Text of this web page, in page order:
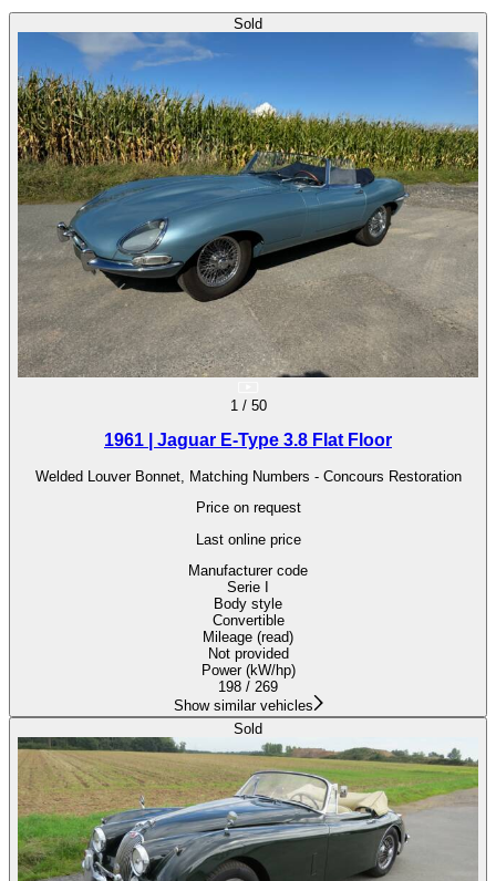
Sold
1 / 50
1961 | Jaguar E-Type 3.8 Flat Floor
Welded Louver Bonnet, Matching Numbers - Concours Restoration
Price on request
Last online price
Manufacturer code
Serie I
Body style
Convertible
Mileage (read)
Not provided
Power (kW/hp)
198 / 269
Show similar vehicles
Sold